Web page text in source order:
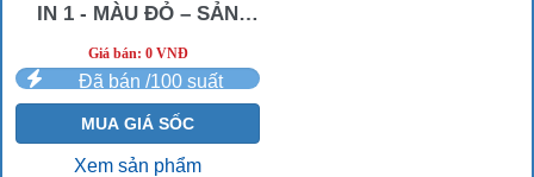
IN 1 - MÀU ĐỎ – SẢN
2024
Giá bán: 0 VNĐ
Đã bán /100 suất
MUA GIÁ SỐC
Xem sản phẩm